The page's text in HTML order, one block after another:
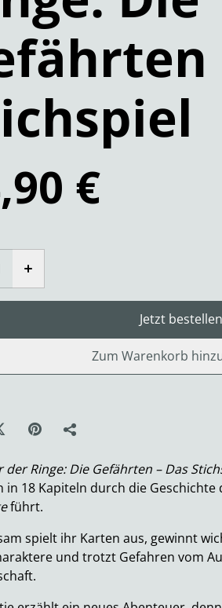
€
Jetzt bestellen
Zum Warenkorb
der Ringe: Die Gefährten – Das
in 18 Kapiteln durch die Geschichte
führt.
spielt ihr Karten aus, gewinnt
und trotzt Gefahren vom